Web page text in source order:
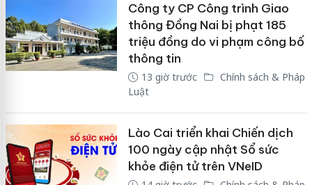
Công ty CP Công trình Giao
thông Đồng Nai bị phạt 185
triệu đồng do vi phạm công bố
thông tin
13 giờ trước
Chính sách & Pháp
Luật
Lào Cai triển khai Chiến dịch
100 ngày cập nhật Sổ sức
khỏe điện tử trên VNeID